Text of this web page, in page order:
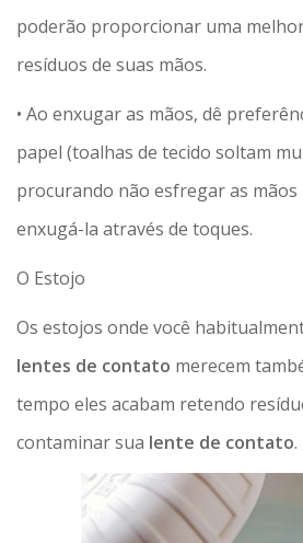
poderão proporcionar uma
resíduos de suas mãos.
• Ao enxugar as mãos, dê
papel (toalhas de tecido soltam
procurando não esfregar as mãos
enxugá-la através de toques.
O Estojo
Os estojos onde você
lentes de contato merecem
tempo eles acabam retendo
contaminar sua lente de contato.